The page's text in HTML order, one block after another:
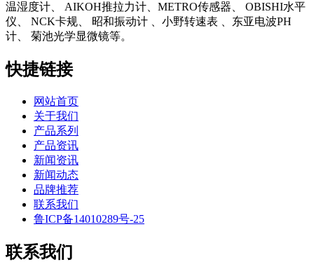
温湿度计、 AIKOH推拉力计、METRO传感器、 OBISHI水平
仪、 NCK卡规、 昭和振动计 、小野转速表 、东亚电波PH
计、 菊池光学显微镜等。
快捷链接
网站首页
关于我们
产品系列
产品资讯
新闻资讯
新闻动态
品牌推荐
联系我们
鲁ICP备14010289号-25
联系我们